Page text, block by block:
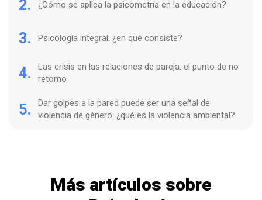
2. ¿Cómo se aplica la psicometría en la educación?
3. Psicología integral: ¿en qué consiste?
4.
Las crisis en las relaciones de pareja: el punto de no
retorno
5.
Dar golpes a la pared puede ser una señal de
violencia de género: ¿qué es la violencia ambiental?
Más artículos sobre